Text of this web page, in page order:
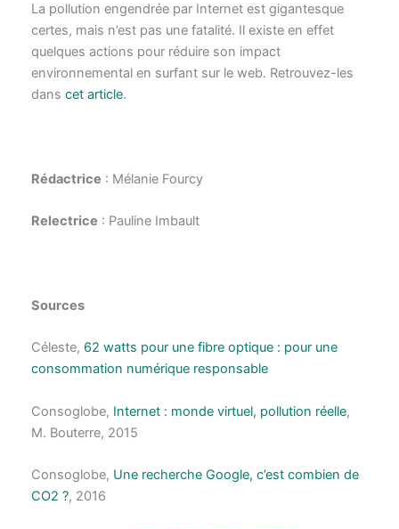
La pollution engendrée par Internet est gigantesque
certes, mais n’est pas une fatalité. Il existe en effet
quelques actions pour réduire son impact
environnemental en surfant sur le web. Retrouvez-les
dans cet article.
Rédactrice : Mélanie Fourcy
Relectrice : Pauline Imbault
Sources
Céleste, 62 watts pour une fibre optique : pour une
consommation numérique responsable
Consoglobe, Internet : monde virtuel, pollution réelle,
M. Bouterre, 2015
Consoglobe, Une recherche Google, c’est combien de
CO2 ?, 2016